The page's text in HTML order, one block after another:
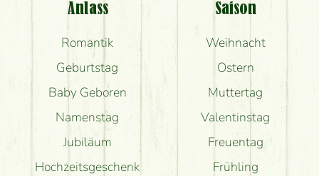
Anlass
Romantik
Geburtstag
Baby Geboren
Namenstag
Jubiläum
Hochzeitsgeschenk
Saison
Weihnacht
Ostern
Muttertag
Valentinstag
Freuentag
Frühling